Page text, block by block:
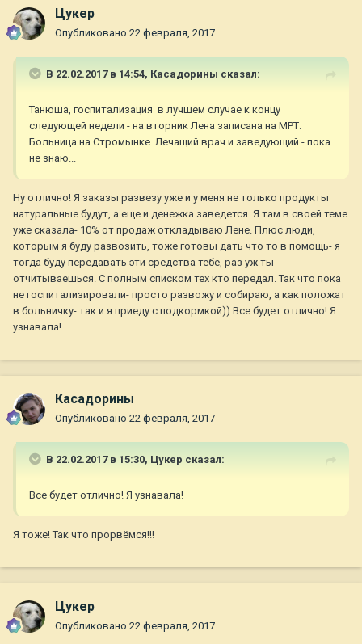
Цукер
Опубликовано 22 февраля, 2017
В 22.02.2017 в 14:54, Касадорины сказал:
Танюша, госпитализация в лучшем случае к концу
следующей недели - на вторник Лена записана на МРТ.
Больница на Стромынке. Лечащий врач и заведующий - пока
не знаю...
Ну отлично! Я заказы развезу уже и у меня не только продукты
натуральные будут, а еще и денежка заведется. Я там в своей теме
уже сказала- 10% от продаж откладываю Лене. Плюс люди,
которым я буду развозить, тоже готовы дать что то в помощь- я
тогда буду передавать эти средства тебе, раз уж ты
отчитываешься. С полным списком тех кто передал. Так что пока
не госпитализировали- просто развожу и собираю, а как положат
в больничку- так и я приеду с подкормкой)) Все будет отлично! Я
узнавала!
Касадорины
Опубликовано 22 февраля, 2017
В 22.02.2017 в 15:30, Цукер сказал:
Все будет отлично! Я узнавала!
Я тоже! Так что прорвёмся!!!
Цукер
Опубликовано 22 февраля, 2017